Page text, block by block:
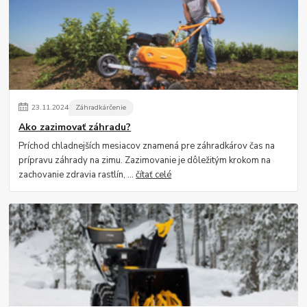
23.11.2024 Záhradkárčenie
Ako zazimovať záhradu?
Príchod chladnejších mesiacov znamená pre záhradkárov čas na
prípravu záhrady na zimu. Zazimovanie je dôležitým krokom na
zachovanie zdravia rastlín, ...čítať celé